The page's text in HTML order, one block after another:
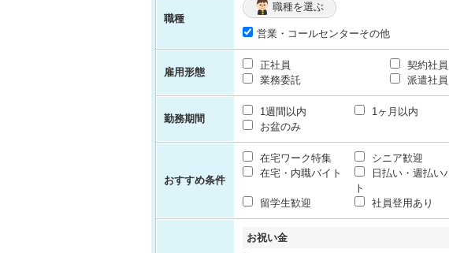
職種
職種を選ぶ
営業・コールセンターその他
雇用形態
正社員 契約社員
業務委託
派遣社員
勤務期間
1週間以内 1ヶ月以内
お盆のみ
おすすめ条件
在宅ワーク特集 シニア歓迎
在宅・内職バイト
日払い・週払い
ト
留学生歓迎
社員登用あり
お祝い金